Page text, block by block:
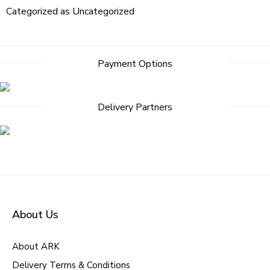
Categorized as Uncategorized
Payment Options
Delivery Partners
About Us
About ARK
Delivery Terms & Conditions